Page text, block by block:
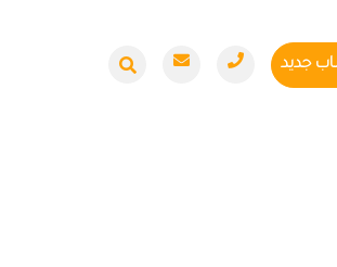
جديد